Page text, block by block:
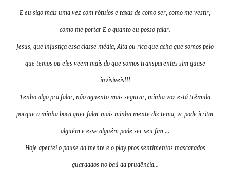
E eu sigo mais uma vez com rótulos e taxas de como ser, como me vestir,
como me portar E o quanto eu posso falar.
Jesus, que injustiça essa classe média, Alta ou rica que acha que somos pelo
que temos ou eles veem mais do que somos transparentes sim quase
invisíveis!!!
Tenho algo pra falar, não aguento mais segurar, minha voz está trêmula
porque a minha boca quer falar mais minha mente diz tema, vc pode irritar
alguém e esse alguém pode ser seu fim ...
Hoje apertei o pause da mente e o play pros sentimentos mascarados
guardados no baú da prudência...